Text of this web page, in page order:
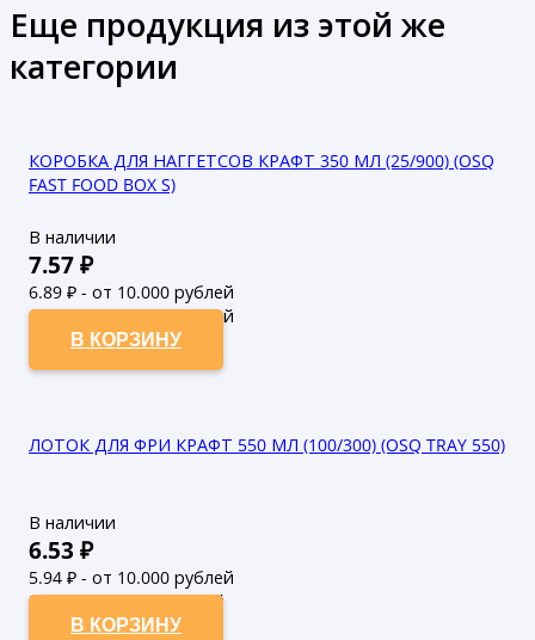
Еще продукция из этой же
категории
КОРОБКА ДЛЯ НАГГЕТСОВ КРАФТ 350 МЛ (25/900) (OSQ
FAST FOOD BOX S)
В наличии
7.57₽
6.89 ₽ - от 10.000 рублей
6.26₽ - от 50.000 рублей
В КОРЗИНУ
ЛОТОК ДЛЯ ФРИ КРАФТ 550 МЛ (100/300) (OSQ TRAY 550)
В наличии
6.53 ₽
5.94 ₽ - от 10.000 рублей
5.4₽ - от 50.000 рублей
В КОРЗИНУ